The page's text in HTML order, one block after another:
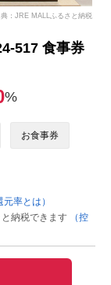
：JRE MALLふるさと納税
517 食事券
%
お食事券
元率とは）
納税できます
（控